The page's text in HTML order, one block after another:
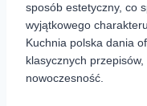
sposób estetyczny, co
wyjątkowego
Kuchnia polska dania
klasycznych
nowoczesność.